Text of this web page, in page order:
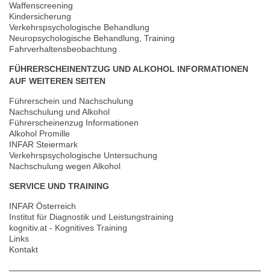
Waffenscreening
Kindersicherung
Verkehrspsychologische Behandlung
Neuropsychologische Behandlung, Training
Fahrverhaltensbeobachtung
FÜHRERSCHEINENTZUG UND ALKOHOL INFORMATIONEN
AUF WEITEREN SEITEN
Führerschein und Nachschulung
Nachschulung und Alkohol
Führerscheinenzug Informationen
Alkohol Promille
INFAR Steiermark
Verkehrspsychologische Untersuchung
Nachschulung wegen Alkohol
SERVICE UND TRAINING
INFAR Österreich
Institut für Diagnostik und Leistungstraining
kognitiv.at - Kognitives Training
Links
Kontakt